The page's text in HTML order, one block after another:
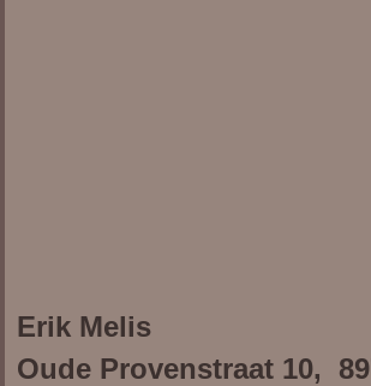
Erik Melis
Oude Provenstraat 10,